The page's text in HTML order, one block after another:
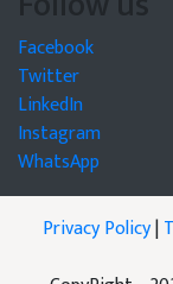
Facebook
Twitter
LinkedIn
Instagram
WhatsApp
Privacy Policy|